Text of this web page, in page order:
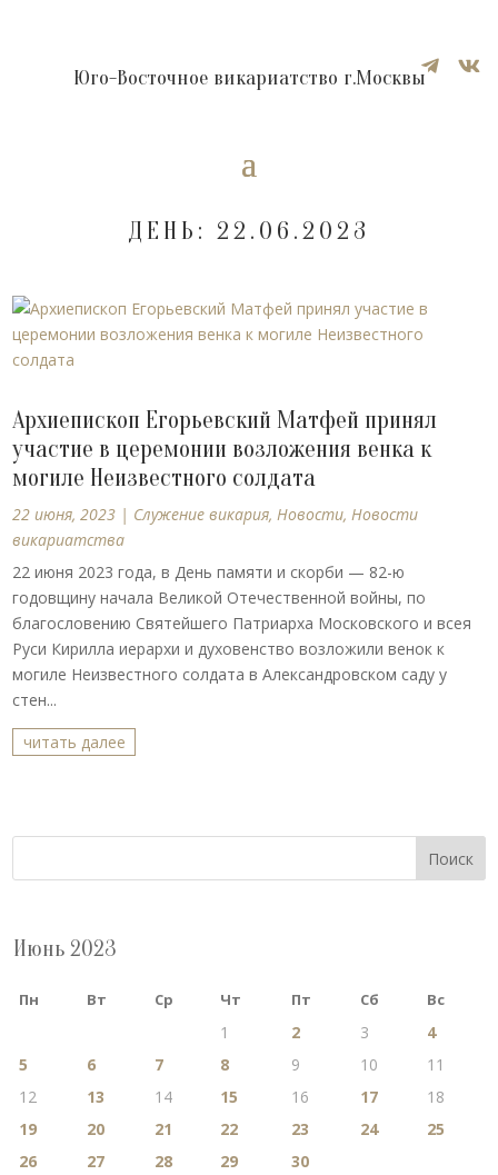
 
Юго-Восточное викариатство г.Москвы
ДЕНЬ: 22.06.2023
Архиепископ Егорьевский Матфей принял
участие в церемонии возложения венка к
могиле Неизвестного солдата
22 июня, 2023 | Cлужение викария,Новости,Новости
викариатства
22 июня 2023 года, в День памяти и скорби — 82-ю
годовщину начала Великой Отечественной войны, по
благословению Святейшего Патриарха Московского и всея
Руси Кирилла иерархи и духовенство возложили венок к
могиле Неизвестного солдата в Александровском саду у
стен...
читать далее
Поиск
Июнь 2023
Пн Вт Ср Чт Пт Сб Вс
1 2 3
4
5
6 7 8 9 10
11
12
13 14 15 16 17
18
19
20 21 22 23 24
25
26
27 28 29 30